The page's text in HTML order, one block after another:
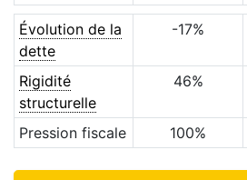
Évolution de la
dette
-17%
Rigidité
structurelle
46%
Pression fiscale 100%